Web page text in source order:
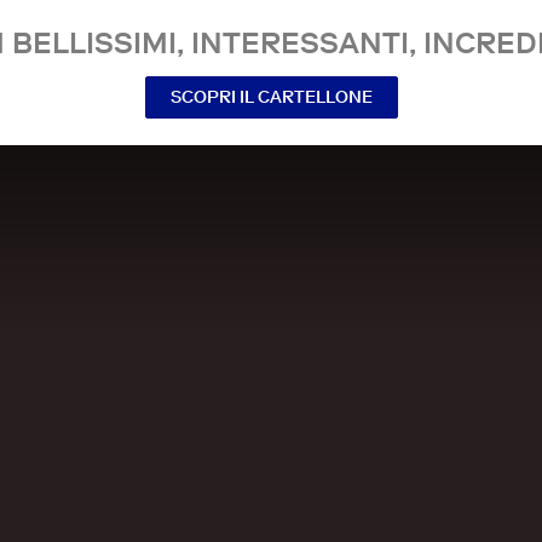
BELLISSIMI, INTERESSANTI,
SCOPRI IL CARTELLONE